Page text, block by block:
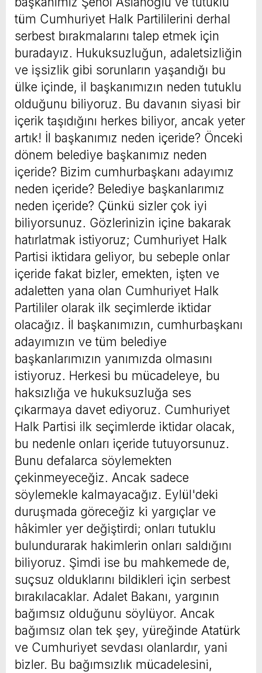
tüm Cumhuriyet Halk Partililerini derhal
serbest bırakmalarını talep etmek için
buradayız. Hukuksuzluğun, adaletsizliğin
ve işsizlik gibi sorunların yaşandığı bu
ülke içinde, il başkanımızın neden tutuklu
olduğunu biliyoruz. Bu davanın siyasi bir
içerik taşıdığını herkes biliyor, ancak yeter
artık! İl başkanımız neden içeride? Önceki
dönem belediye başkanımız neden
içeride? Bizim cumhurbaşkanı adayımız
neden içeride? Belediye başkanlarımız
neden içeride? Çünkü sizler çok iyi
biliyorsunuz. Gözlerinizin içine bakarak
hatırlatmak istiyoruz; Cumhuriyet Halk
Partisi iktidara geliyor, bu sebeple onlar
içeride fakat bizler, emekten, işten ve
adaletten yana olan Cumhuriyet Halk
Partililer olarak ilk seçimlerde iktidar
olacağız. İl başkanımızın, cumhurbaşkanı
adayımızın ve tüm belediye
başkanlarımızın yanımızda olmasını
istiyoruz. Herkesi bu mücadeleye, bu
haksızlığa ve hukuksuzluğa ses
çıkarmaya davet ediyoruz. Cumhuriyet
Halk Partisi ilk seçimlerde iktidar olacak,
bu nedenle onları içeride tutuyorsunuz.
Bunu defalarca söylemekten
çekinmeyeceğiz. Ancak sadece
söylemekle kalmayacağız. Eylül'deki
duruşmada göreceğiz ki yargıçlar ve
hâkimler yer değiştirdi; onları tutuklu
bulundurarak hakimlerin onları saldığını
biliyoruz. Şimdi ise bu mahkemede de,
suçsuz olduklarını bildikleri için serbest
bırakılacaklar. Adalet Bakanı, yargının
bağımsız olduğunu söylüyor. Ancak
bağımsız olan tek şey, yüreğinde Atatürk
ve Cumhuriyet sevdası olanlardır, yani
bizler. Bu bağımsızlık mücadelesini,